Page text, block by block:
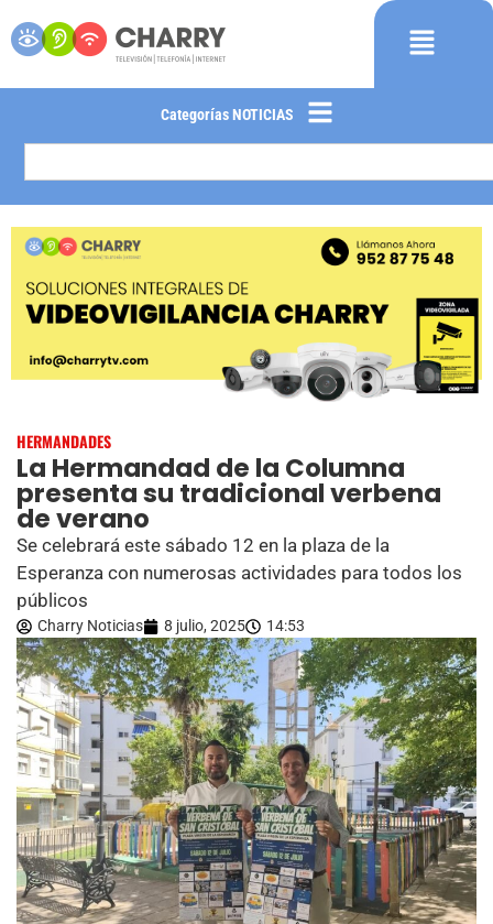
Categorías NOTICIAS
HERMANDADES
La Hermandad de la Columna
presenta su tradicional verbena
de verano
Se celebrará este sábado 12 en la plaza de la
Esperanza con numerosas actividades para todos los
públicos
Charry Noticias 8 julio, 2025 14:53